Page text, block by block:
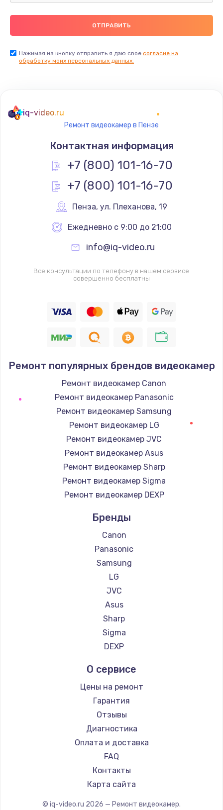
Заказать
Замена термостата
1200 руб.
Заказать
Замена реле
Замена термопредохранителя
700 руб.
Заказать
2500 руб.
1400 руб.
Заказать
Замена / ремонт электронного модуля
управления
600 руб.
Замена конфорки
1100 руб.
900 руб.
Заказать
Замена регулятора режимов конфорки
900 руб.
Заказать
Замена сенсорного датчика
1300 руб.
Заказать
Замена сигнальной лампы
1200 руб.
Замена системной платы
1500 руб.
Заказать
Замена температурного датчика
Нажимая на кнопку отправить я даю свое согласие на
обработку моих персональных данных.
iq-video.ru
Ремонт видеокамер в Пензе
Контактная информация
+7 (800) 101-16-70
+7 (800) 101-16-70
Пенза, ул. Плеханова, 19
Ежедневно с 9:00 до 21:00
info@iq-video.ru
Все консультации по телефону в нашем сервисе
совершенно бесплатны
Ремонт популярных брендов видеокамер
Ремонт видеокамер Canon
Ремонт видеокамер Panasonic
Ремонт видеокамер Samsung
Ремонт видеокамер LG
Ремонт видеокамер JVC
Ремонт видеокамер Asus
Ремонт видеокамер Sharp
Ремонт видеокамер Sigma
Ремонт видеокамер DEXP
Бренды
Canon
Panasonic
Samsung
LG
JVC
Asus
Sharp
Sigma
DEXP
О сервисе
Цены на ремонт
Гарантия
Отзывы
Диагностика
Оплата и доставка
FAQ
Контакты
Карта сайта
© iq-video.ru 2026 — Ремонт видеокамер.